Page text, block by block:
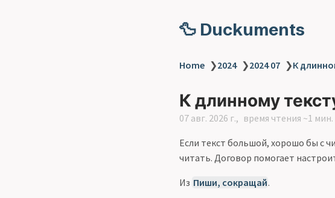
🦆 Duckuments
Home ❯2024 ❯2024 07 ❯К
К длинному
07 авг. 2026 г. время чтения ~1 мин.
Если текст большой, хорошо бы с
читать. Договор помогает
Из Пиши, сокращай.